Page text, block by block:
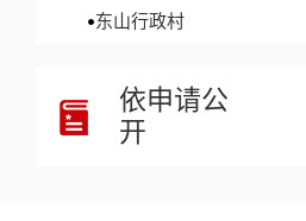
东山行政村
依申请公
开